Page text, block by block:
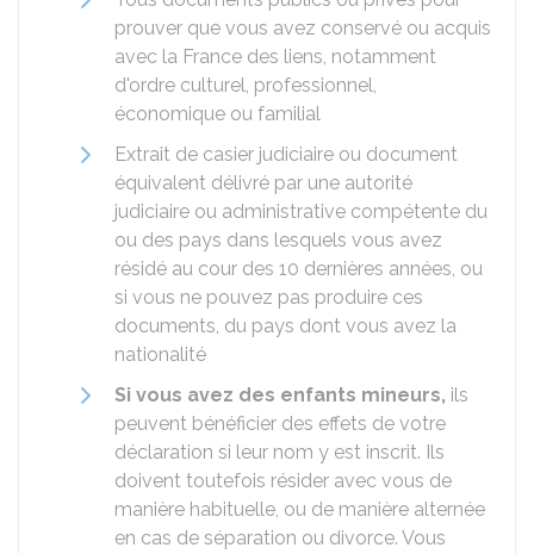
prouver que vous avez conservé ou acquis
avec la France des liens, notamment
d'ordre culturel, professionnel,
économique ou familial
Extrait de casier judiciaire ou document
équivalent délivré par une autorité
judiciaire ou administrative compétente du
ou des pays dans lesquels vous avez
résidé au cour des 10 dernières années, ou
si vous ne pouvez pas produire ces
documents, du pays dont vous avez la
nationalité
Si vous avez des enfants mineurs, ils
peuvent bénéficier des effets de votre
déclaration si leur nom y est inscrit. Ils
doivent toutefois résider avec vous de
manière habituelle, ou de manière alternée
en cas de séparation ou divorce. Vous